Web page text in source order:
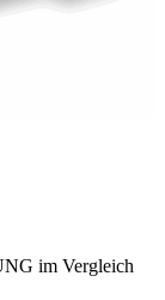
im Vergleich